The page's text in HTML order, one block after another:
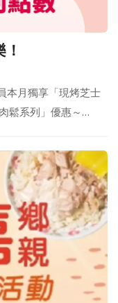
本月獨享「現烤芝士
鬆系列」優惠～…